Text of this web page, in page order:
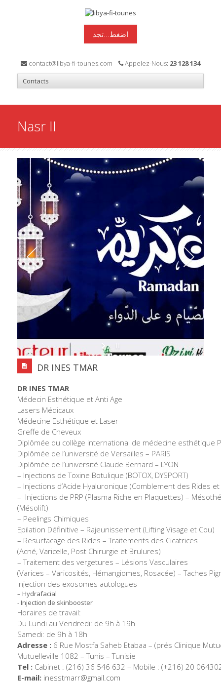
اضغط...تجد
contact@libya-fi-tounes.com Appelez-Nous: 23 128 134
Nasr II
DR INES TMAR
DR INES TMAR
Médecin Esthétique et Anti Age
Lasers Médicaux
Médecine Esthétique et Laser
Greffe de Cheveux
Diplômée du collège international de médecine esthétique
Diplômée de l’université de Versailles – PARIS
Diplômée de l’université Claude Bernard – LYON
– Injections de Toxine Botulique (BOTOX, DYSPORT)
– Injections d’Acide Hyaluronique (Comblement des Rides
– Injections de PRP (Plasma Riche en Plaquettes) –
(Mésolift)
– Peelings Chimiques
Epilation Définitive – Rajeunissement (Lifting Visage et Cou)
– Resurfacage des Rides – Traitements des Cicatrices
(Acné, Varicelle, Post Chirurgie et Brulures)
– Traitement des vergetures – Lésions Vasculaires
(Varices – Varicosités, Hémangiomes, Rosacée) – Taches
Injection des exosomes autologues
– Hydrafacial
⁠- Injection de skinbooster
Horaires de travail:
Du Lundi au Vendredi: de 9h à 19h
Samedi: de 9h à 18h
Adresse : 6 Rue Mostfa Saheb Etabaa – (prés Clinique
Mutuelleville 1082 – Tunis – Tunisie
Tel : Cabinet : (216) 36 546 632 – Mobile : (+216) 20
E-mail: inesstmarr@gmail.com